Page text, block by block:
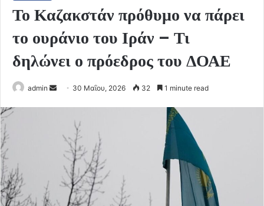
Το Καζακστάν πρόθυμο να πάρει
το ουράνιο του Ιράν – Τι
δηλώνει ο πρόεδρος του ΔΟΑΕ
admin
Send 30 Μαΐου, 2026 32 1 minute read